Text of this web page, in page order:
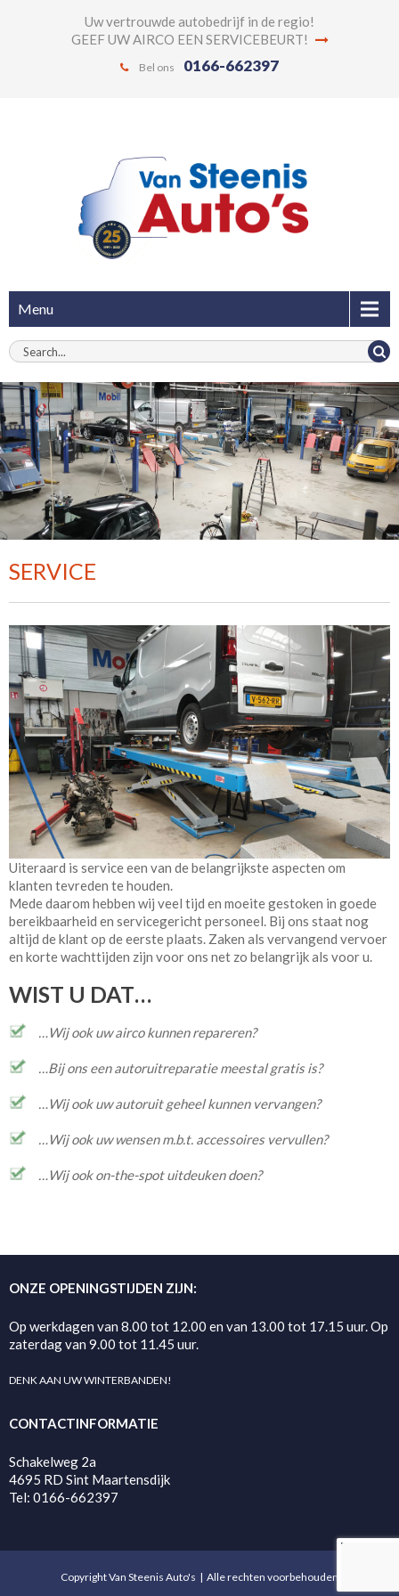
Uw vertrouwde autobedrijf in de regio!
GEEF UW AIRCO EEN SERVICEBEURT!
Bel ons 0166-662397
Menu
SERVICE
Uiteraard is service een van de belangrijkste aspecten om
klanten tevreden te houden.
Mede daarom hebben wij veel tijd en moeite gestoken in goede
bereikbaarheid en servicegericht personeel. Bij ons staat nog
altijd de klant op de eerste plaats. Zaken als vervangend vervoer
en korte wachttijden zijn voor ons net zo belangrijk als voor u.
WIST U DAT…
…Wij ook uw airco kunnen repareren?
…Bij ons een autoruitreparatie meestal gratis is?
…Wij ook uw autoruit geheel kunnen vervangen?
…Wij ook uw wensen m.b.t. accessoires vervullen?
…Wij ook on-the-spot uitdeuken doen?
ONZE OPENINGSTIJDEN ZIJN:
Op werkdagen van 8.00 tot 12.00 en van 13.00 tot 17.15 uur. Op
zaterdag van 9.00 tot 11.45 uur.
DENK AAN UW WINTERBANDEN!
CONTACTINFORMATIE
Schakelweg 2a
4695 RD Sint Maartensdijk
Tel: 0166-662397
Copyright Van Steenis Auto's | Alle rechten voorbehouden